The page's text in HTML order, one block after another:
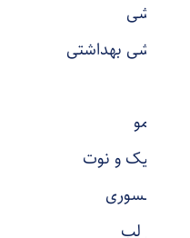
آرایشی
آرایشی بهداشتی
اتو مو
استیک و نوت
اکسسوری
بالم لب